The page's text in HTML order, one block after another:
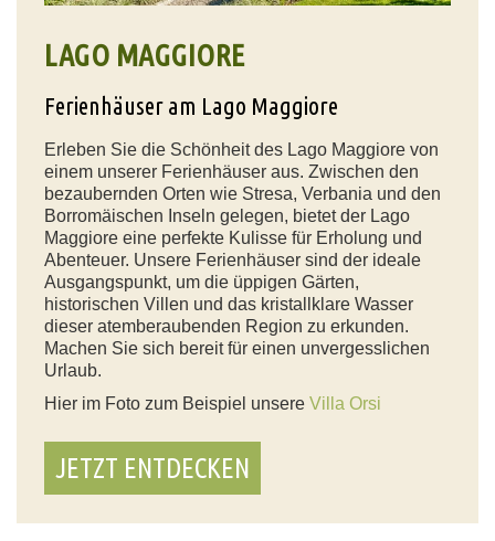
LAGO MAGGIORE
Ferienhäuser am Lago Maggiore
Erleben Sie die Schönheit des Lago Maggiore von
einem unserer Ferienhäuser aus. Zwischen den
bezaubernden Orten wie Stresa, Verbania und den
Borromäischen Inseln gelegen, bietet der Lago
Maggiore eine perfekte Kulisse für Erholung und
Abenteuer. Unsere Ferienhäuser sind der ideale
Ausgangspunkt, um die üppigen Gärten,
historischen Villen und das kristallklare Wasser
dieser atemberaubenden Region zu erkunden.
Machen Sie sich bereit für einen unvergesslichen
Urlaub.
Hier im Foto zum Beispiel unsere Villa Orsi
JETZT ENTDECKEN